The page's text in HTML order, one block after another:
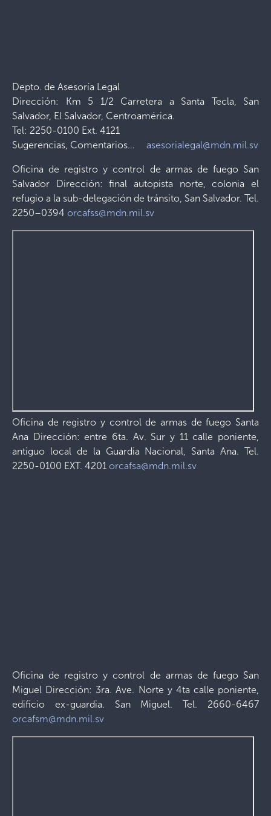
Depto. de Asesoría Legal
Dirección: Km 5 1/2 Carretera a Santa Tecla, San
Salvador, El Salvador, Centroamérica.
Tel: 2250-0100 Ext. 4121
Sugerencias, Comentarios… asesorialegal@mdn.mil.sv
Oficina de registro y control de armas de fuego San
Salvador Dirección: final autopista norte, colonia el
refugio a la sub-delegación de tránsito, San Salvador. Tel.
2250–0394 orcafss@mdn.mil.sv
Oficina de registro y control de armas de fuego Santa
Ana Dirección: entre 6ta. Av. Sur y 11 calle poniente,
antiguo local de la Guardia Nacional, Santa Ana. Tel.
2250-0100 EXT. 4201 orcafsa@mdn.mil.sv
Oficina de registro y control de armas de fuego San
Miguel Dirección: 3ra. Ave. Norte y 4ta calle poniente,
edificio ex-guardia. San Miguel. Tel. 2660-6467
orcafsm@mdn.mil.sv